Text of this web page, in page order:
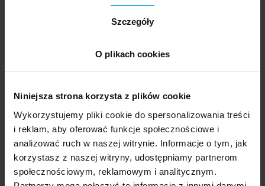
Szczegóły
O plikach cookies
Niniejsza strona korzysta z plików cookie
Wykorzystujemy pliki cookie do spersonalizowania treści
i reklam, aby oferować funkcje społecznościowe i
analizować ruch w naszej witrynie. Informacje o tym, jak
korzystasz z naszej witryny, udostępniamy partnerom
społecznościowym, reklamowym i analitycznym.